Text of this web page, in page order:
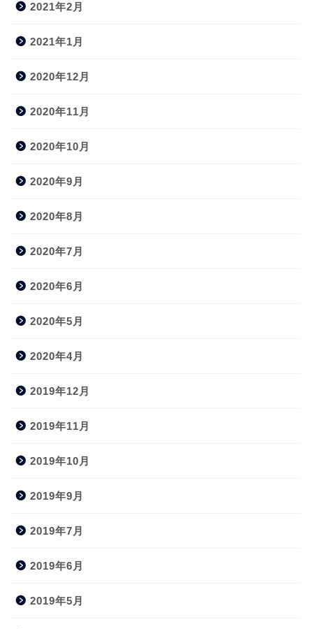
2021年2月
2021年1月
2020年12月
2020年11月
2020年10月
2020年9月
2020年8月
2020年7月
2020年6月
2020年5月
2020年4月
2019年12月
2019年11月
2019年10月
2019年9月
2019年7月
2019年6月
2019年5月